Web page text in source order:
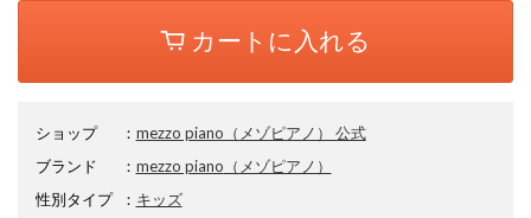
カートに入れる
ショップ ： mezzo piano（メゾピアノ） 公式
ブランド
： mezzo piano （メゾピアノ）
性別タイプ
： キッズ